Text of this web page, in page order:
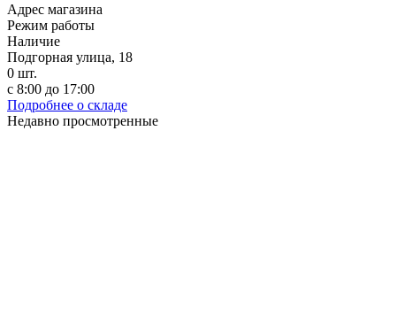
Адрес магазина
Режим работы
Наличие
Подгорная улица, 18
0 шт.
с 8:00 до 17:00
Подробнее о складе
Недавно просмотренные